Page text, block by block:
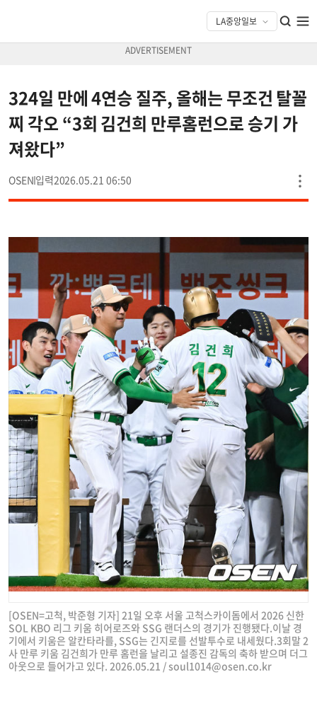
324일 만에 4연승 질주, 올해는 무조건 탈꼴
찌 각오 “3회 김건희 만루홈런으로 승기 가
져왔다”
OSEN 2026.05.21 06:50
[OSEN=고척, 박준형 기자] 21일 오후 서울 고척스카이돔에서 2026 신한
SOL KBO 리그 키움 히어로즈와 SSG 랜더스의 경기가 진행됐다.이날 경
기에서 키움은 알칸타라를, SSG는 긴지로를 선발투수로 내세웠다.3회말 2
사 만루 키움 김건희가 만루 홈런을 날리고 설종진 감독의 축하 받으며 더그
아웃으로 들어가고 있다. 2026.05.21 / soul1014@osen.co.kr